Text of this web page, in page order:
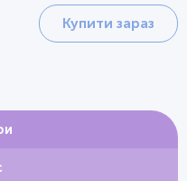
Купити зараз